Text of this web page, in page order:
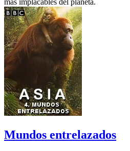
más implacables del planeta.
Mundos entrelazados